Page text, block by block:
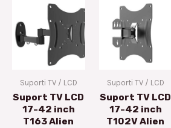
Suporti TV / LCD
Suport TV LCD
17-42 inch
T163 Alien
Suporti TV / LCD
Suport TV LCD
17-42 inch
T102V Alien